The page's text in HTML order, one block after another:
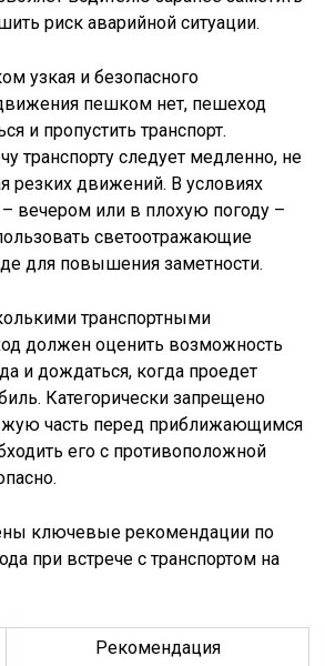
риск аварийной ситуации.
узкая и безопасного
пешком нет, пешеход
и пропустить транспорт.
транспорту следует медленно, не
резких движений. В условиях
вечером или в плохую погоду –
светоотражающие
для повышения заметности.
транспортными
должен оценить возможность
и дождаться, когда проедет
Категорически запрещено
часть перед приближающимся
его с противоположной
ключевые рекомендации по
при встрече с транспортом на
Рекомендация